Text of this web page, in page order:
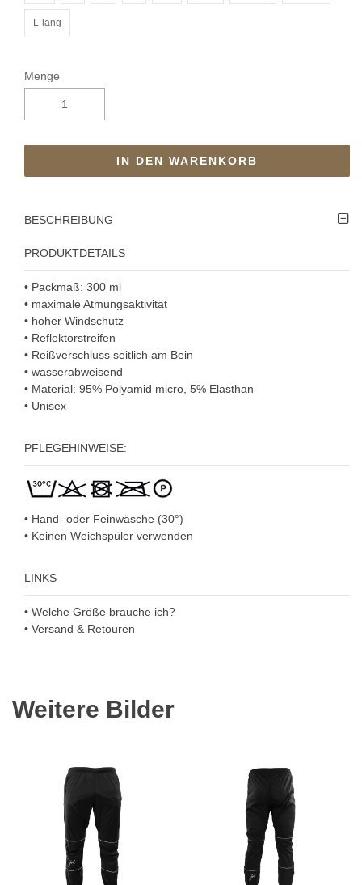
L-lang
Menge
IN DEN WARENKORB
BESCHREIBUNG
PRODUKTDETAILS
• Packmaß: 300 ml
• maximale Atmungsaktivität
• hoher Windschutz
• Reflektorstreifen
• Reißverschluss seitlich am Bein
• wasserabweisend
• Material: 95% Polyamid micro, 5% Elasthan
• Unisex
PFLEGEHINWEISE:
• Hand- oder Feinwäsche (30°)
• Keinen Weichspüler verwenden
LINKS
• Welche Größe brauche ich?
• Versand & Retouren
Weitere Bilder